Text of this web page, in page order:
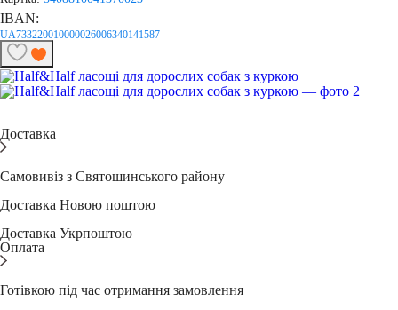
IBAN:
UA733220010000026006340141587
Доставка
Самовивіз з Святошинського району
Доставка Новою поштою
Доставка Укрпоштою
Оплата
Готівкою під час отримання замовлення